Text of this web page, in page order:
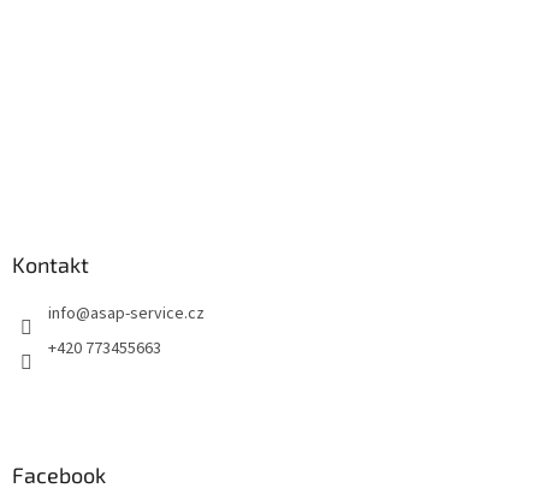
Kontakt
info@asap-service.cz
+420 773455663
Facebook